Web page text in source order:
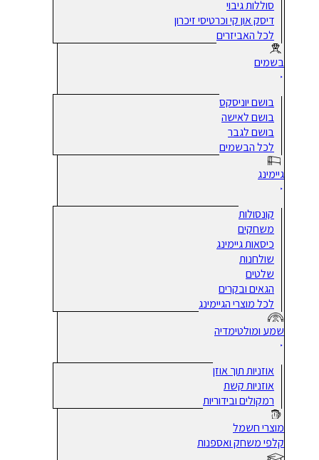
סוללות גיבוי
דיסק און קי וכרטיסי זיכרון
לכל האביזרים
בשמים
בושם יוניסקס
בושם לאישה
בושם לגבר
לכל הבשמים
גיימינג
קונסולות
משחקים
כיסאות גיימינג
שולחנות
שלטים
הגאים ובקרים
לכל מוצרי הגיימינג
שמע ומולטימדיה
אוזניות תוך אוזן
אוזניות קשת
רמקולים ובידוריות
מוצרי חשמל
קלפי משחק ואספנות